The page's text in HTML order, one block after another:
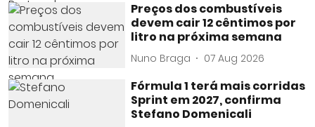
Preços dos combustíveis
devem cair 12 cêntimos por
litro na próxima semana
Nuno Braga 07 Aug 2026
Fórmula 1 terá mais corridas
Sprint em 2027, confirma
Stefano Domenicali